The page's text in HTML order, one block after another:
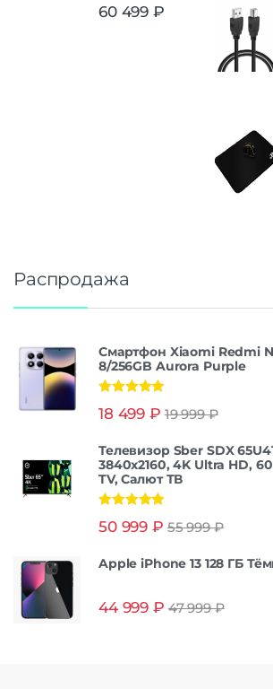
60 499 ₽
Распродажа
Смартфон Xiaomi Redmi
8/256GB Aurora Purple
из 5
18 499 ₽ 19 999₽
Телевизор Sber SDX
3840x2160, 4K Ultra HD,
TV, Салют ТВ
из 5
50 999 ₽ 55 999₽
Apple iPhone 13 128 ГБ
44 999 ₽ 47 999₽